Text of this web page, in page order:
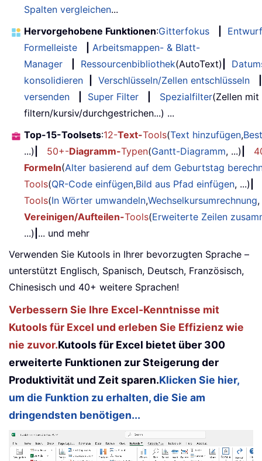
Spalten vergleichen...
Hervorgehobene Funktionen:Gitterfokus
Entwurf
Formelleiste
Arbeitsmappen- & Blatt-
Manager
Ressourcenbibliothek(AutoText)
konsolidieren
Verschlüsseln/Zellen entschlüsseln
versenden
Super Filter Spezialfilter(Zellen
filtern/kursiv/durchgestrichen...) ...
Top-15-Toolsets:12-Text-Tools(Text hinzufügen,
...)
50+-Diagramm-Typen(Gantt-Diagramm, ...)
Formeln(Alter basierend auf dem Geburtstag
Tools(QR-Code einfügen,Bild aus Pfad einfügen, ...)
Tools(In Wörter umwandeln,Wechselkursumrechnung
Vereinigen/Aufteilen-Tools(Erweiterte Zeilen
...) ... und mehr
Verwenden Sie Kutools in Ihrer bevorzugten Sprache –
unterstützt Englisch, Spanisch, Deutsch, Französisch,
Chinesisch und 40+ weitere Sprachen!
Verbessern Sie Ihre Excel-Kenntnisse mit
Kutools für Excel und erleben Sie Effizienz wie
nie zuvor.Kutools für Excel bietet über 300
erweiterte Funktionen zur Steigerung der
Produktivität und Zeit sparen.Klicken Sie hier,
um die Funktion zu erhalten, die Sie am
dringendsten benötigen...